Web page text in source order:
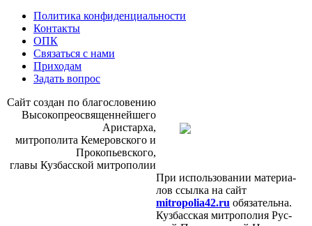
Политика конфиденциальности
Контакты
ОПК
Связаться с нами
Приходам
Задать вопрос
Сайт со­здан по бла­го­сло­ве­нию
Вы­со­ко­прео­свя­щен­ней­ше­го
Ари­стар­ха,
мит­ро­по­ли­та Ке­ме­ров­ско­го и
Про­ко­пьев­ско­го,
гла­вы Куз­бас­ской мит­ро­по­лии
При ис­поль­зо­ва­нии ма­те­ри­а­
лов ссыл­ка на сайт
mitropolia42.ru обя­за­тель­на.
Куз­бас­ская мит­ро­по­лия Рус­